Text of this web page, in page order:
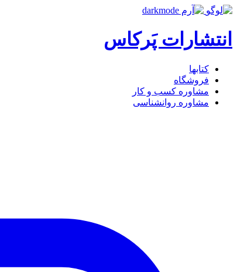
انتشارات پَرکاس
کتاب‎ها
فروشگاه
مشاوره کسب و کار
مشاوره روان‎شناسی